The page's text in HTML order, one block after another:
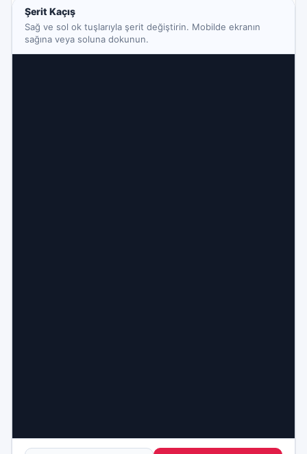
Şerit Kaçış
Sağ ve sol ok tuşlarıyla şerit değiştirin. Mobilde ekranın
sağına veya soluna dokunun.